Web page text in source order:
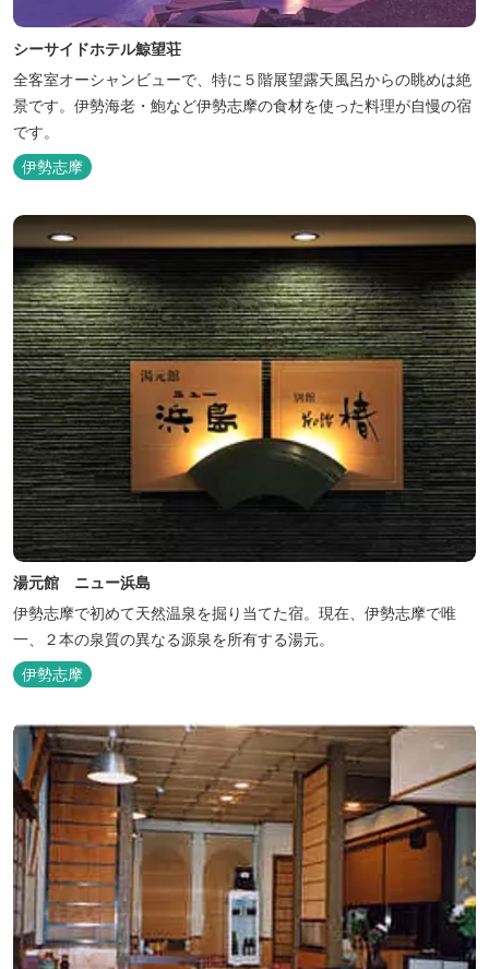
シーサイドホテル鯨望荘
全客室オーシャンビューで、特に５階展望露天風呂からの眺めは絶
景です。伊勢海老・鮑など伊勢志摩の食材を使った料理が自慢の宿
です。
伊勢志摩
湯元館 ニュー浜島
伊勢志摩で初めて天然温泉を掘り当てた宿。現在、伊勢志摩で唯
一、２本の泉質の異なる源泉を所有する湯元。
伊勢志摩